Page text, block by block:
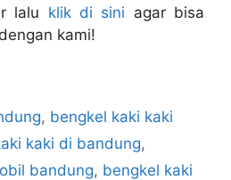
lalu klik di sini agar bisa
kami!
, bengkel kaki kaki
kaki di bandung,
bandung, bengkel kaki